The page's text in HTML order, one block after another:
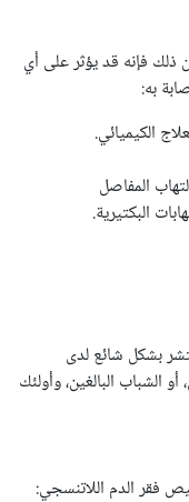
ذلك فإنه قد يؤثر على أي
به:
الكيميائي.
المفاصل
البكتيرية.
بشكل شائع لدى
الشباب البالغين، وأولئك
فقر الدم اللاتنسجي: